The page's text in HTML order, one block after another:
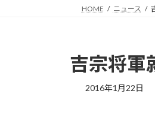
HOME ニュース
吉宗将
2016年1月22日